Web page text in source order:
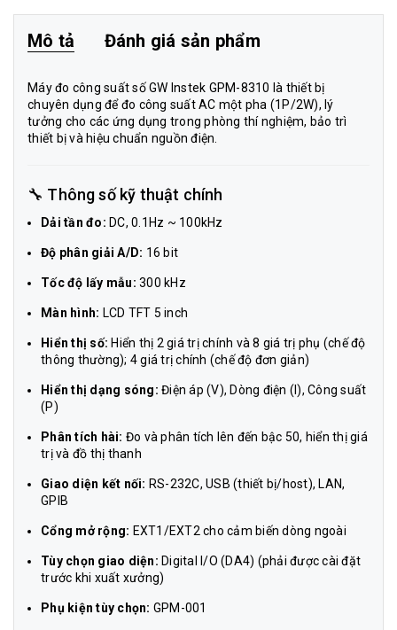
Mô tả Đánh giá sản phẩm
Máy đo công suất số GW Instek GPM-8310 là thiết bị
chuyên dụng để đo công suất AC một pha (1P/2W), lý
tưởng cho các ứng dụng trong phòng thí nghiệm, bảo trì
thiết bị và hiệu chuẩn nguồn điện.
🔧 Thông số kỹ thuật chính
Dải tần đo: DC, 0.1Hz ~ 100kHz
Độ phân giải A/D: 16 bit
Tốc độ lấy mẫu: 300 kHz
Màn hình: LCD TFT 5 inch
Hiển thị số: Hiển thị 2 giá trị chính và 8 giá trị phụ (chế độ
thông thường); 4 giá trị chính (chế độ đơn giản)
Hiển thị dạng sóng: Điện áp (V), Dòng điện (I), Công suất
(P)
Phân tích hài: Đo và phân tích lên đến bậc 50, hiển thị giá
trị và đồ thị thanh
Giao diện kết nối: RS-232C, USB (thiết bị/host), LAN,
GPIB
Cổng mở rộng: EXT1/EXT2 cho cảm biến dòng ngoài
Tùy chọn giao diện: Digital I/O (DA4) (phải được cài đặt
trước khi xuất xưởng)
Phụ kiện tùy chọn: GPM-001